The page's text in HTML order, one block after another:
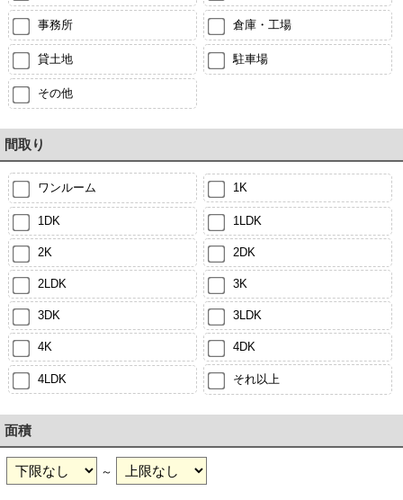
事務所 倉庫・工場
貸土地 駐車場
その他
間取り
ワンルーム 1K
1DK 1LDK
2K 2DK
2LDK 3K
3DK 3LDK
4K 4DK
4LDK それ以上
面積
～